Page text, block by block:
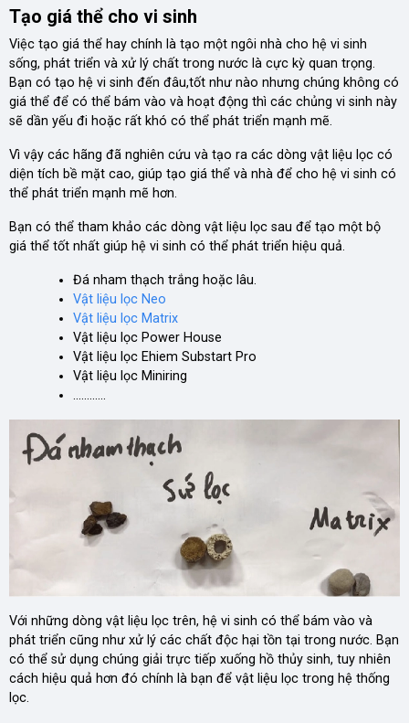
Tạo giá thể cho vi sinh
Việc tạo giá thể hay chính là tạo một ngôi nhà cho hệ vi sinh
sống, phát triển và xử lý chất trong nước là cực kỳ quan trọng.
Bạn có tạo hệ vi sinh đến đâu,tốt như nào nhưng chúng không có
giá thể để có thể bám vào và hoạt động thì các chủng vi sinh này
sẽ dần yếu đi hoặc rất khó có thể phát triển mạnh mẽ.
Vì vậy các hãng đã nghiên cứu và tạo ra các dòng vật liệu lọc có
diện tích bề mặt cao, giúp tạo giá thể và nhà để cho hệ vi sinh có
thể phát triển mạnh mẽ hơn.
Bạn có thể tham khảo các dòng vật liệu lọc sau để tạo một bộ
giá thể tốt nhất giúp hệ vi sinh có thể phát triển hiệu quả.
Đá nham thạch trắng hoặc lâu.
Vật liệu lọc Neo
Vật liệu lọc Matrix
Vật liệu lọc Power House
Vật liệu lọc Ehiem Substart Pro
Vật liệu lọc Miniring
............
Với những dòng vật liệu lọc trên, hệ vi sinh có thể bám vào và
phát triển cũng như xử lý các chất độc hại tồn tại trong nước. Bạn
có thể sử dụng chúng giải trực tiếp xuống hồ thủy sinh, tuy nhiên
cách hiệu quả hơn đó chính là bạn để vật liệu lọc trong hệ thống
lọc.